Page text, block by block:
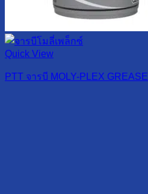
Quick View
PTT จารบี MOLY-PLEX GREASE